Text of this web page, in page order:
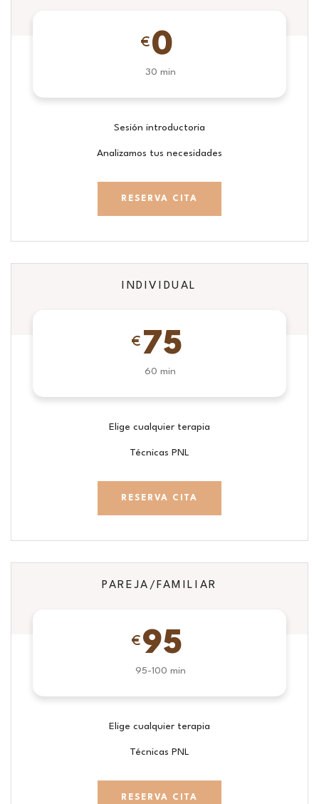
€ 0
30 min
Sesión introductoria
Analizamos tus necesidades
RESERVA CITA
INDIVIDUAL
€ 75
60 min
Elige cualquier terapia
Técnicas PNL
RESERVA CITA
PAREJA/FAMILIAR
€ 95
95-100 min
Elige cualquier terapia
Técnicas PNL
RESERVA CITA